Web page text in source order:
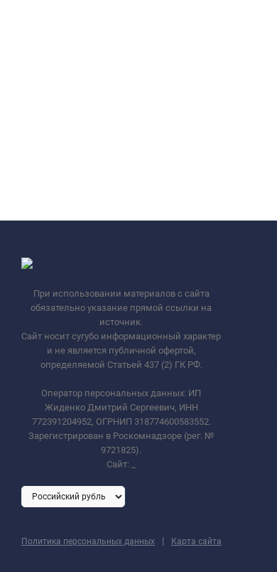
При использовании материалов с сайта
обязательно указание прямой ссылки на
источник.
Сайт носит сугубо информационный характер
и не является публичной офертой,
определяемой Статьей 437 (2) ГК РФ.
Оператор персональных данных: ИП
Жиденко Дмитрий Сергеевич, ИНН
772391204952, ОГРНИП 318774600583552.
Зарегистрирован в Роскомнадзоре (рег. №
9721825).
Сайт:
Политика персональных данных | Карта сайта